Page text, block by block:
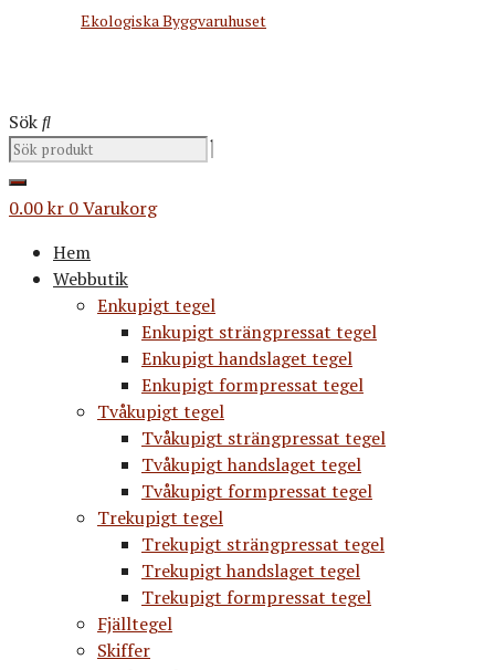
Ekologiska Byggvaruhuset
Sök
0.00kr 0Varukorg
Hem
Webbutik
Enkupigt tegel
Enkupigt strängpressat tegel
Enkupigt handslaget tegel
Enkupigt formpressat tegel
Tvåkupigt tegel
Tvåkupigt strängpressat tegel
Tvåkupigt handslaget tegel
Tvåkupigt formpressat tegel
Trekupigt tegel
Trekupigt strängpressat tegel
Trekupigt handslaget tegel
Trekupigt formpressat tegel
Fjälltegel
Skiffer